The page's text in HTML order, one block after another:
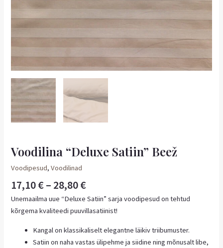
Voodilina “Deluxe Satiin” Beež
Voodipesud,Voodilinad
17,10€– 28,80€
Unemaailma uue “Deluxe Satiin” sarja voodipesud on tehtud
kõrgema kvaliteedi puuvillasatiinist!
Kangal on klassikaliselt elegantne läikiv triibumuster.
Satiin on naha vastas ülipehme ja siidine ning mõnusalt libe,